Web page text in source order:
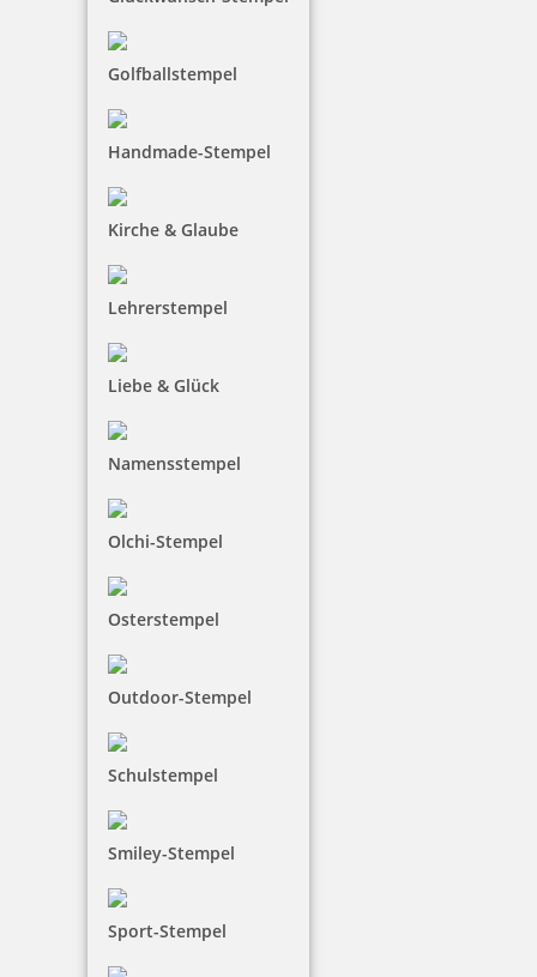
Golfballstempel
Handmade-Stempel
Kirche & Glaube
Lehrerstempel
Liebe & Glück
Namensstempel
Olchi-Stempel
Osterstempel
Outdoor-Stempel
Schulstempel
Smiley-Stempel
Sport-Stempel
36,65 €
Braille Türschild Marketing